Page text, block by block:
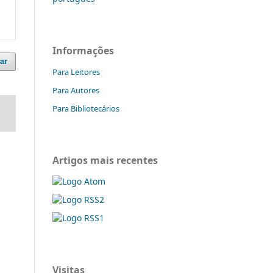
Informações
Para Leitores
Para Autores
Para Bibliotecários
Artigos mais recentes
Visitas